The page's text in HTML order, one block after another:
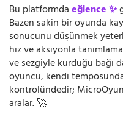
Bu platformdaeğlence ✨
Bazen sakin bir oyunda
sonucunu düşünmek
hız ve aksiyonla
ve sezgiyle kurduğu bağı
oyuncu, kendi
kontrolündedir;
aralar. 🚀